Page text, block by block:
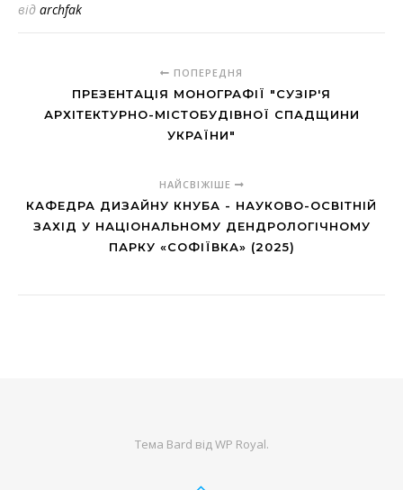
від archfak
ПОПЕРЕДНЯ
ПРЕЗЕНТАЦІЯ МОНОГРАФІЇ "СУЗІР'Я
АРХІТЕКТУРНО-МІСТОБУДІВНОЇ СПАДЩИНИ
УКРАЇНИ"
НАЙСВІЖІШЕ
КАФЕДРА ДИЗАЙНУ КНУБА - НАУКОВО-ОСВІТНІЙ
ЗАХІД У НАЦІОНАЛЬНОМУ ДЕНДРОЛОГІЧНОМУ
ПАРКУ «СОФІЇВКА» (2025)
Тема Bard відWP Royal.